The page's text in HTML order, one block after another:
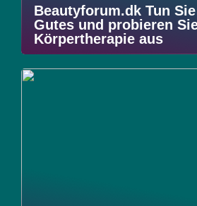
Beautyforum.dk Tun
Gutes und probieren
Körpertherapie aus